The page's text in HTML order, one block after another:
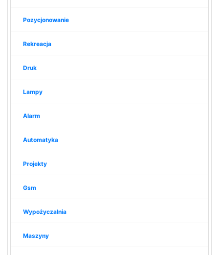
Pozycjonowanie
Rekreacja
Druk
Lampy
Alarm
Automatyka
Projekty
Gsm
Wypożyczalnia
Maszyny